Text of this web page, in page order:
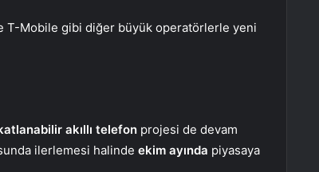
T-Mobile gibi diğer büyük operatörlerle yeni
akıllı telefon projesi de devam
ilerlemesi halinde ekim ayında piyasaya